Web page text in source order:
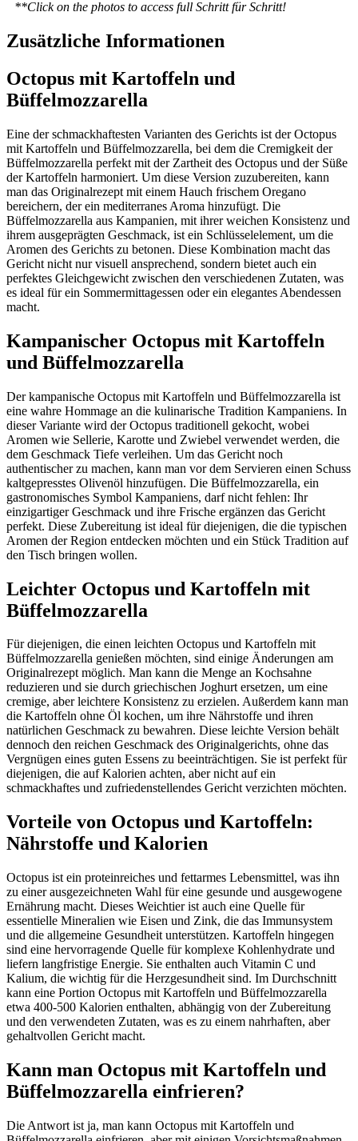
**Click on the photos to access full Schritt für Schritt!
Zusätzliche Informationen
Octopus mit Kartoffeln und
Büffelmozzarella
Eine der schmackhaftesten Varianten des Gerichts ist der Octopus
mit Kartoffeln und Büffelmozzarella, bei dem die Cremigkeit der
Büffelmozzarella perfekt mit der Zartheit des Octopus und der Süße
der Kartoffeln harmoniert. Um diese Version zuzubereiten, kann
man das Originalrezept mit einem Hauch frischem Oregano
bereichern, der ein mediterranes Aroma hinzufügt. Die
Büffelmozzarella aus Kampanien, mit ihrer weichen Konsistenz und
ihrem ausgeprägten Geschmack, ist ein Schlüsselelement, um die
Aromen des Gerichts zu betonen. Diese Kombination macht das
Gericht nicht nur visuell ansprechend, sondern bietet auch ein
perfektes Gleichgewicht zwischen den verschiedenen Zutaten, was
es ideal für ein Sommermittagessen oder ein elegantes Abendessen
macht.
Kampanischer Octopus mit Kartoffeln
und Büffelmozzarella
Der kampanische Octopus mit Kartoffeln und Büffelmozzarella ist
eine wahre Hommage an die kulinarische Tradition Kampaniens. In
dieser Variante wird der Octopus traditionell gekocht, wobei
Aromen wie Sellerie, Karotte und Zwiebel verwendet werden, die
dem Geschmack Tiefe verleihen. Um das Gericht noch
authentischer zu machen, kann man vor dem Servieren einen Schuss
kaltgepresstes Olivenöl hinzufügen. Die Büffelmozzarella, ein
gastronomisches Symbol Kampaniens, darf nicht fehlen: Ihr
einzigartiger Geschmack und ihre Frische ergänzen das Gericht
perfekt. Diese Zubereitung ist ideal für diejenigen, die die typischen
Aromen der Region entdecken möchten und ein Stück Tradition auf
den Tisch bringen wollen.
Leichter Octopus und Kartoffeln mit
Büffelmozzarella
Für diejenigen, die einen leichten Octopus und Kartoffeln mit
Büffelmozzarella genießen möchten, sind einige Änderungen am
Originalrezept möglich. Man kann die Menge an Kochsahne
reduzieren und sie durch griechischen Joghurt ersetzen, um eine
cremige, aber leichtere Konsistenz zu erzielen. Außerdem kann man
die Kartoffeln ohne Öl kochen, um ihre Nährstoffe und ihren
natürlichen Geschmack zu bewahren. Diese leichte Version behält
dennoch den reichen Geschmack des Originalgerichts, ohne das
Vergnügen eines guten Essens zu beeinträchtigen. Sie ist perfekt für
diejenigen, die auf Kalorien achten, aber nicht auf ein
schmackhaftes und zufriedenstellendes Gericht verzichten möchten.
Vorteile von Octopus und Kartoffeln:
Nährstoffe und Kalorien
Octopus ist ein proteinreiches und fettarmes Lebensmittel, was ihn
zu einer ausgezeichneten Wahl für eine gesunde und ausgewogene
Ernährung macht. Dieses Weichtier ist auch eine Quelle für
essentielle Mineralien wie Eisen und Zink, die das Immunsystem
und die allgemeine Gesundheit unterstützen. Kartoffeln hingegen
sind eine hervorragende Quelle für komplexe Kohlenhydrate und
liefern langfristige Energie. Sie enthalten auch Vitamin C und
Kalium, die wichtig für die Herzgesundheit sind. Im Durchschnitt
kann eine Portion Octopus mit Kartoffeln und Büffelmozzarella
etwa 400-500 Kalorien enthalten, abhängig von der Zubereitung
und den verwendeten Zutaten, was es zu einem nahrhaften, aber
gehaltvollen Gericht macht.
Kann man Octopus mit Kartoffeln und
Büffelmozzarella einfrieren?
Die Antwort ist ja, man kann Octopus mit Kartoffeln und